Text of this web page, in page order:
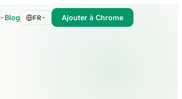
Blog FR Ajouter à Chrome